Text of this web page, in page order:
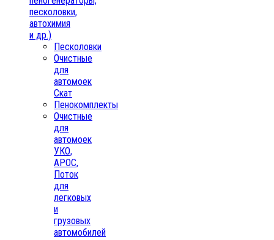
песколовки,
автохимия
и др.)
Песколовки
Очистные
для
автомоек
Скат
Пенокомплекты
Очистные
для
автомоек
УКО,
АРОС,
Поток
для
легковых
и
грузовых
автомобилей